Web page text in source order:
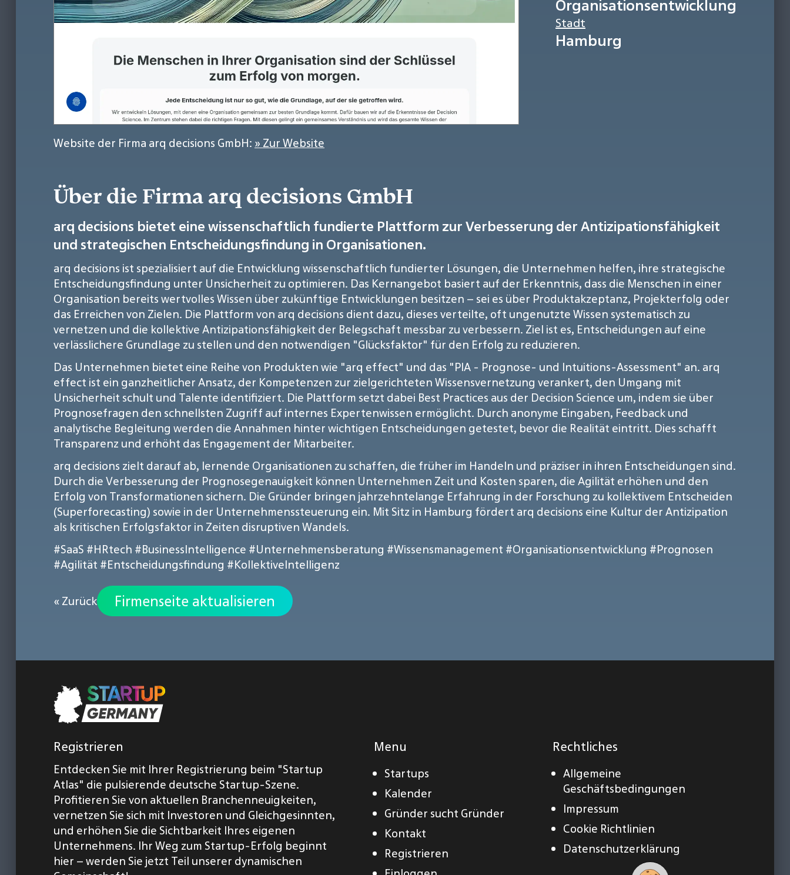
Website der Firma arq decisions GmbH: » Zur Website
Organisationsentwicklung
Stadt
Hamburg
Über die Firma arq decisions GmbH
arq decisions bietet eine wissenschaftlich fundierte Plattform zur Verbesserung der Antizipationsfähigkeit
und strategischen Entscheidungsfindung in Organisationen.
arq decisions ist spezialisiert auf die Entwicklung wissenschaftlich fundierter Lösungen, die Unternehmen helfen, ihre strategische
Entscheidungsfindung unter Unsicherheit zu optimieren. Das Kernangebot basiert auf der Erkenntnis, dass die Menschen in einer
Organisation bereits wertvolles Wissen über zukünftige Entwicklungen besitzen – sei es über Produktakzeptanz, Projekterfolg oder
das Erreichen von Zielen. Die Plattform von arq decisions dient dazu, dieses verteilte, oft ungenutzte Wissen systematisch zu
vernetzen und die kollektive Antizipationsfähigkeit der Belegschaft messbar zu verbessern. Ziel ist es, Entscheidungen auf eine
verlässlichere Grundlage zu stellen und den notwendigen "Glücksfaktor" für den Erfolg zu reduzieren.
Das Unternehmen bietet eine Reihe von Produkten wie "arq effect" und das "PIA - Prognose- und Intuitions-Assessment" an. arq
effect ist ein ganzheitlicher Ansatz, der Kompetenzen zur zielgerichteten Wissensvernetzung verankert, den Umgang mit
Unsicherheit schult und Talente identifiziert. Die Plattform setzt dabei Best Practices aus der Decision Science um, indem sie über
Prognosefragen den schnellsten Zugriff auf internes Expertenwissen ermöglicht. Durch anonyme Eingaben, Feedback und
analytische Begleitung werden die Annahmen hinter wichtigen Entscheidungen getestet, bevor die Realität eintritt. Dies schafft
Transparenz und erhöht das Engagement der Mitarbeiter.
arq decisions zielt darauf ab, lernende Organisationen zu schaffen, die früher im Handeln und präziser in ihren Entscheidungen sind.
Durch die Verbesserung der Prognosegenauigkeit können Unternehmen Zeit und Kosten sparen, die Agilität erhöhen und den
Erfolg von Transformationen sichern. Die Gründer bringen jahrzehntelange Erfahrung in der Forschung zu kollektivem Entscheiden
(Superforecasting) sowie in der Unternehmenssteuerung ein. Mit Sitz in Hamburg fördert arq decisions eine Kultur der Antizipation
als kritischen Erfolgsfaktor in Zeiten disruptiven Wandels.
#SaaS #HRtech #BusinessIntelligence #Unternehmensberatung #Wissensmanagement #Organisationsentwicklung #Prognosen
#Agilität #Entscheidungsfindung #KollektiveIntelligenz
« Zurück Firmenseite aktualisieren
Registrieren
Entdecken Sie mit Ihrer Registrierung beim "Startup
Atlas" die pulsierende deutsche Startup-Szene.
Profitieren Sie von aktuellen Branchenneuigkeiten,
vernetzen Sie sich mit Investoren und Gleichgesinnten,
und erhöhen Sie die Sichtbarkeit Ihres eigenen
Unternehmens. Ihr Weg zum Startup-Erfolg beginnt
hier – werden Sie jetzt Teil unserer dynamischen
Menu
Startups
Kalender
Gründer sucht Gründer
Kontakt
Registrieren
Rechtliches
Allgemeine
Geschäftsbedingungen
Impressum
Cookie Richtlinien
Datenschutzerklärung